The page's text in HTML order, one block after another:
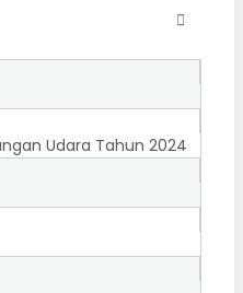
Udara Tahun 2024